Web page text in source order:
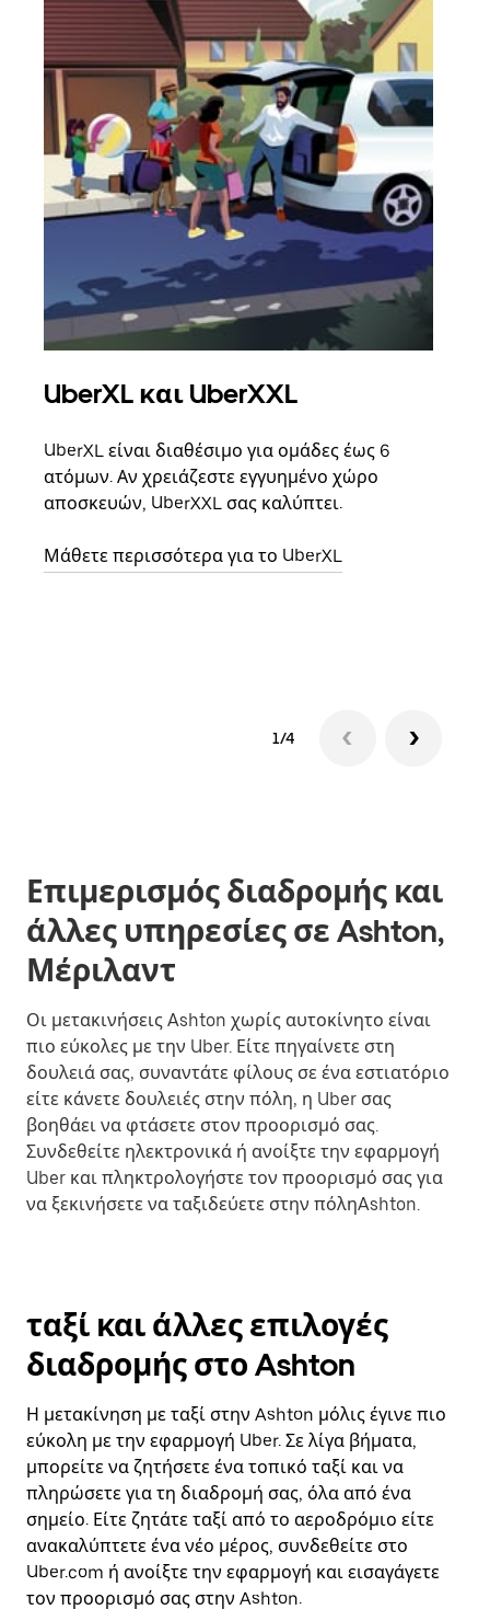
UberXL και UberXXL
UberXL είναι διαθέσιμο για ομάδες έως 6
ατόμων. Αν χρειάζεστε εγγυημένο χώρο
αποσκευών, UberXXL σας καλύπτει.
Μάθετε περισσότερα για το UberXL
1/4
Επιμερισμός διαδρομής και
άλλες υπηρεσίες σε Ashton,
Μέριλαντ
Οι μετακινήσεις Ashton χωρίς αυτοκίνητο είναι
πιο εύκολες με την Uber. Είτε πηγαίνετε στη
δουλειά σας, συναντάτε φίλους σε ένα εστιατόριο
είτε κάνετε δουλειές στην πόλη, η Uber σας
βοηθάει να φτάσετε στον προορισμό σας.
Συνδεθείτε ηλεκτρονικά ή ανοίξτε την εφαρμογή
Uber και πληκτρολογήστε τον προορισμό σας για
να ξεκινήσετε να ταξιδεύετε στην πόληAshton.
ταξί και άλλες επιλογές
διαδρομής στο Ashton
Η μετακίνηση με ταξί στην Ashton μόλις έγινε πιο
εύκολη με την εφαρμογή Uber. Σε λίγα βήματα,
μπορείτε να ζητήσετε ένα τοπικό ταξί και να
πληρώσετε για τη διαδρομή σας, όλα από ένα
σημείο. Είτε ζητάτε ταξί από το αεροδρόμιο είτε
ανακαλύπτετε ένα νέο μέρος, συνδεθείτε στο
Uber.com ή ανοίξτε την εφαρμογή και εισαγάγετε
τον προορισμό σας στην Ashton.